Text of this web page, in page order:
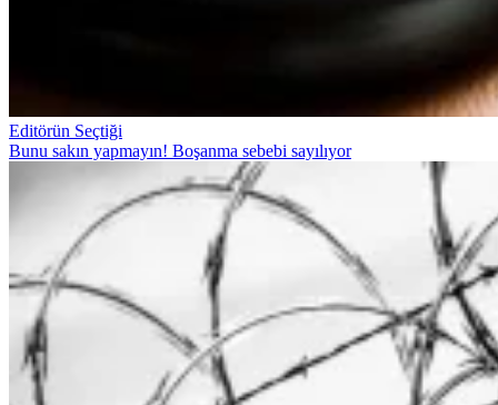
Editörün Seçtiği
Bunu sakın yapmayın! Boşanma sebebi sayılıyor